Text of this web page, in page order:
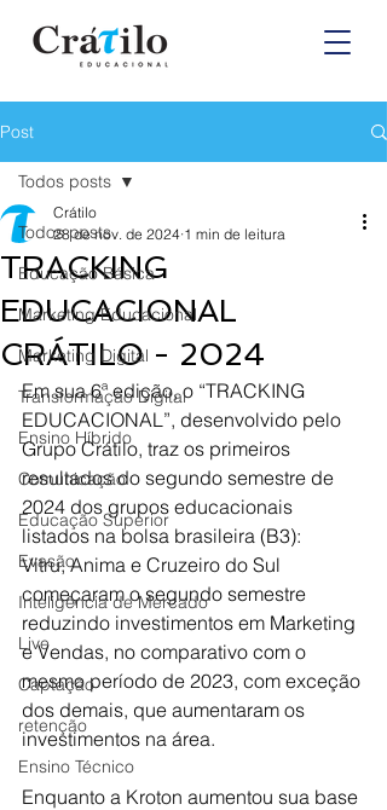
Post
Todos posts
Educação Básica
Marketing Educacional
Marketing Digital
Transformação Digital
Ensino Híbrido
Comunicação
Educação Superior
Evasão
Inteligência de Mercado
Live
Captação
retenção
Ensino Técnico
Todos posts
TRACKING
EDUCACIONAL
CRÁTILO - 2024
Crátilo
28 de nov. de 2024 1 min de leitura
Em sua 6ª edição, o “TRACKING
EDUCACIONAL”, desenvolvido pelo
Grupo Crátilo, traz os primeiros
resultados do segundo semestre de
2024 dos grupos educacionais
listados na bolsa brasileira (B3):
Vitru, Anima e Cruzeiro do Sul
começaram o segundo semestre
reduzindo investimentos em Marketing
e Vendas, no comparativo com o
mesmo período de 2023, com exceção
dos demais, que aumentaram os
investimentos na área.
Enquanto a Kroton aumentou sua base